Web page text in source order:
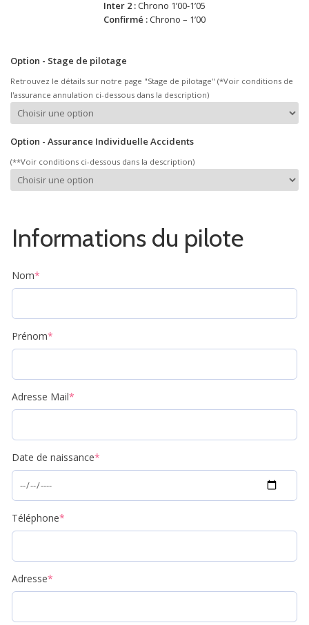
Inter 2 :Chrono 1’00-1’05
Confirmé :Chrono – 1’00
Option - Stage de pilotage
Retrouvez le détails sur notre page "Stage de pilotage" (*Voir conditions de
l'assurance annulation ci-dessous dans la description)
Option - Assurance Individuelle Accidents
(**Voir conditions ci-dessous dans la description)
Informations du pilote
Nom*
Prénom*
Adresse Mail*
Date de naissance*
Téléphone*
Adresse*